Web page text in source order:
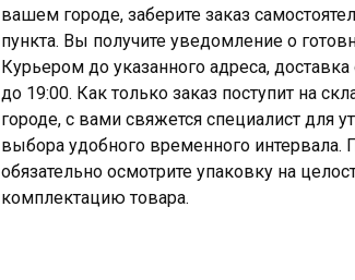
вашем городе, заберите заказ
пункта. Вы получите уведомление о
Курьером до указанного адреса, доставка
до 19:00. Как только заказ поступит на
городе, с вами свяжется специалист для
выбора удобного временного интервала.
обязательно осмотрите упаковку на
комплектацию товара.